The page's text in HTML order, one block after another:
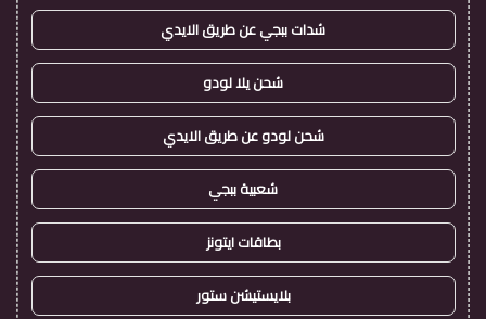
شدات ببجي عن طريق الايدي
شحن يلا لودو
شحن لودو عن طريق الايدي
شعبية ببجي
بطاقات ايتونز
بلايستيشن ستور